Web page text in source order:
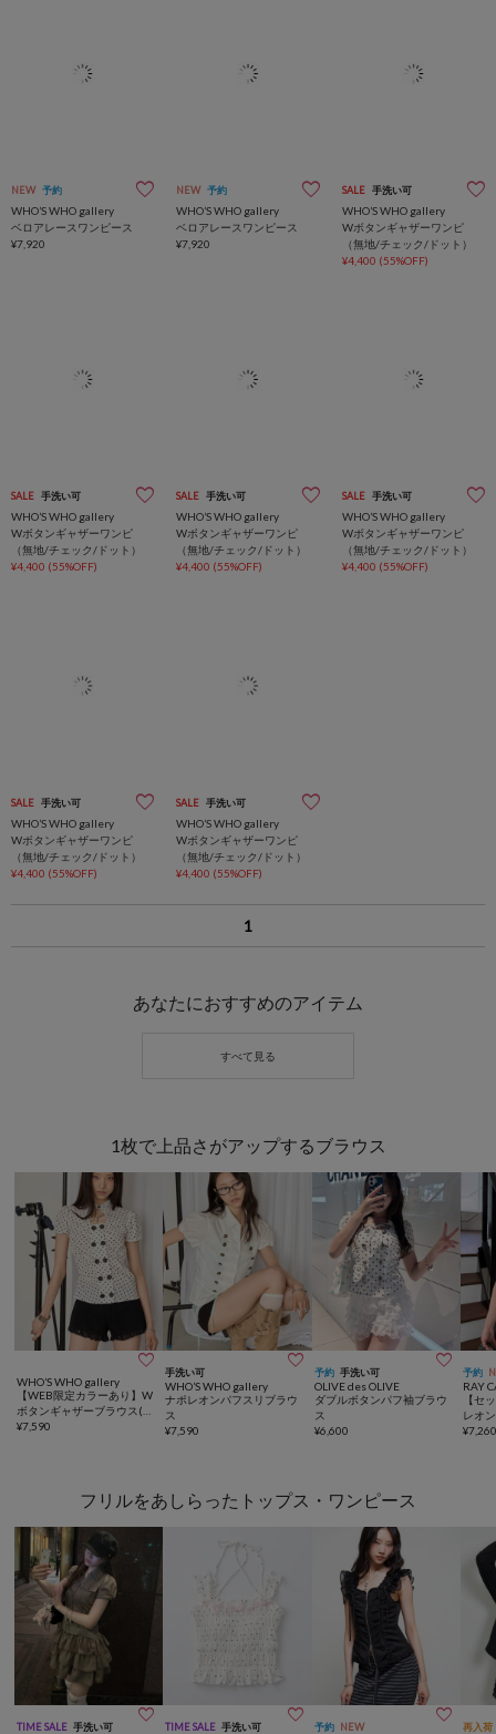
NEW 予約
WHO’S WHO gallery
ベロアレースワンピース
¥7,920
NEW 予約
WHO’S WHO gallery
ベロアレースワンピース
¥7,920
SALE 手洗い可
WHO’S WHO gallery
Wボタンギャザーワンピ
（無地/チェック/ドット）
¥4,400 (55%OFF)
SALE 手洗い可
WHO’S WHO gallery
Wボタンギャザーワンピ
（無地/チェック/ドット）
¥4,400 (55%OFF)
SALE 手洗い可
WHO’S WHO gallery
Wボタンギャザーワンピ
（無地/チェック/ドット）
¥4,400 (55%OFF)
SALE 手洗い可
WHO’S WHO gallery
Wボタンギャザーワンピ
（無地/チェック/ドット）
¥4,400 (55%OFF)
SALE 手洗い可
WHO’S WHO gallery
Wボタンギャザーワンピ
（無地/チェック/ドット）
¥4,400 (55%OFF)
SALE 手洗い可
WHO’S WHO gallery
Wボタンギャザーワンピ
（無地/チェック/ドット）
¥4,400 (55%OFF)
1
あなたにおすすめのアイテム
1枚で上品さがアップするブラウス

WHO’S WHO gallery
【WEB限定カラーあり】W
ボタンギャザーブラウス(ド
ット柄・無地・チェック柄)
¥7,590
手洗い可 
WHO’S WHO gallery
ナポレオンパフスリブラウ
ス
¥7,590
予約 手洗い可 
OLIVE des OLIVE
ダブルボタンパフ袖ブラウ
ス
¥6,600
予約
RAY
【セ
レオ
/ ブラ
¥
フリルをあしらったトップス・ワンピース
TIME SALE 手洗い可  TIME SALE 手洗い可  予約 NEW  再入荷